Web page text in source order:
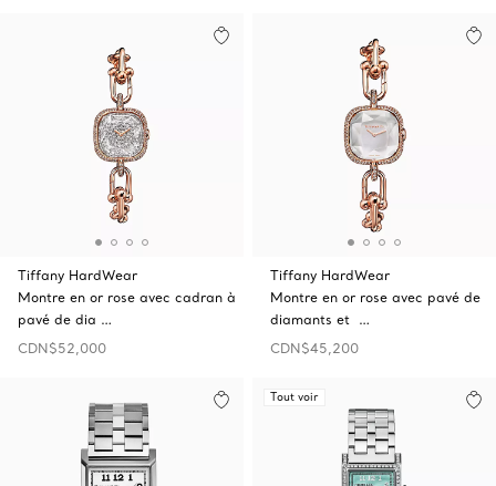
Tiffany HardWear
Montre en or rose avec cadran à
pavé de dia …
CDN$52,000
Tiffany HardWear
Montre en or rose avec pavé de
diamants et …
CDN$45,200
Tout voir